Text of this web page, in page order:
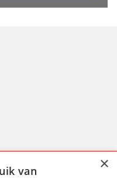
×
van